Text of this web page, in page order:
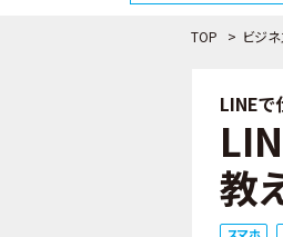
TOP > ビジ
LINEで
教
スマホ